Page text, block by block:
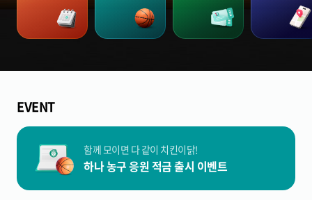
EVENT
함께 모이면 다 같이 치킨이닭!
하나 농구 응원 적금 출시 이벤트